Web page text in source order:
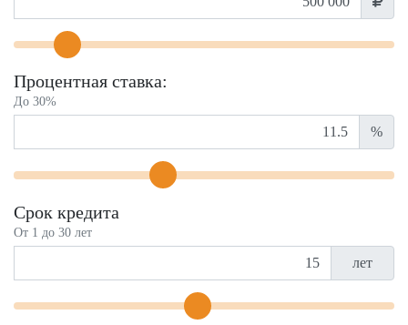
Процентная ставка:
До 30%
%
Срок кредита
От 1 до 30 лет
лет